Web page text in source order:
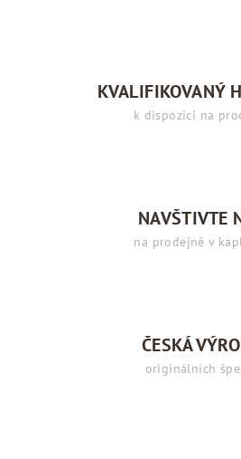
KVALIFIKOVANÝ
k dispozici na
NAVŠTIVTE
na prodejně v
ČESKÁ
originálních